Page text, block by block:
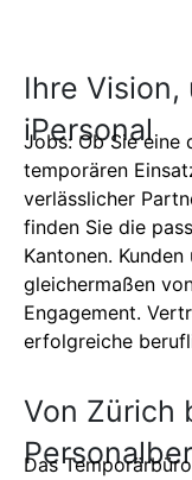
Ihre Vision,
iPersonal
Jobs: Ob Sie eine
temporären
verlässlicher
finden Sie die
Kantonen.
gleichermaßen
Engagement.
erfolgreiche
Von Zürich
Das